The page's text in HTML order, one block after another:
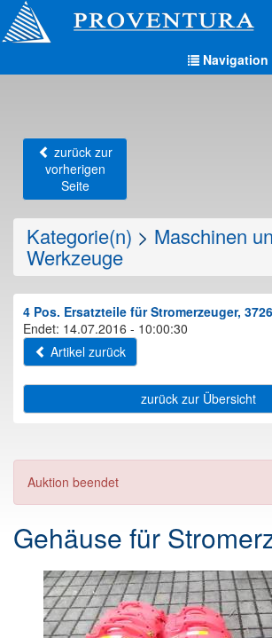
Navigation
zurück zur
vorherigen
Seite
Kategorie(n) > Maschinen
Werkzeuge
4 Pos. Ersatzteile für Stromerzeuger,
Endet: 14.07.2016 - 10:00:30
Artikel zurück
zurück zur Übersicht
Auktion beendet
Gehäuse für